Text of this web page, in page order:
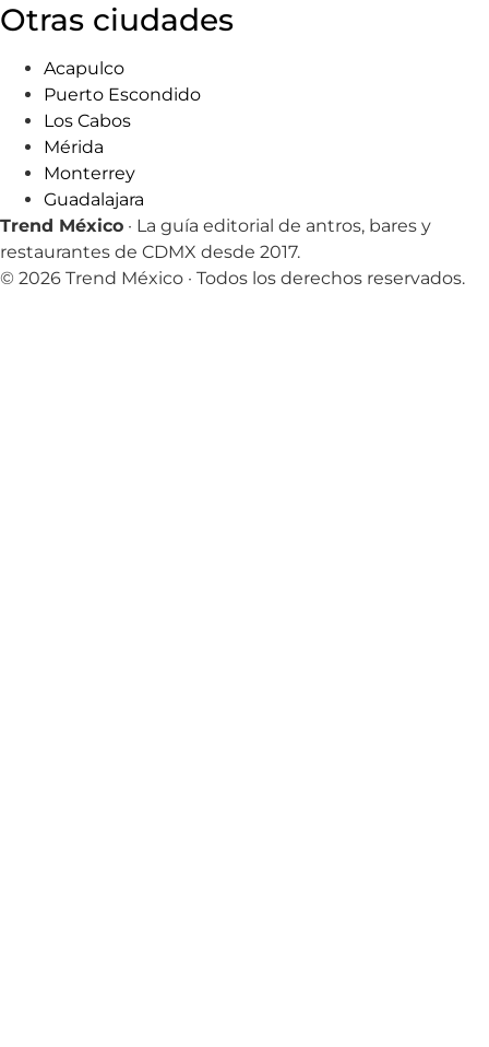
Otras ciudades
Acapulco
Puerto Escondido
Los Cabos
Mérida
Monterrey
Guadalajara
Trend México · La guía editorial de antros, bares y
restaurantes de CDMX desde 2017.
© 2026 Trend México · Todos los derechos reservados.